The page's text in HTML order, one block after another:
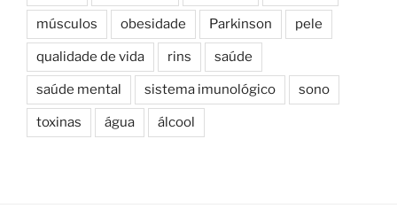
músculos obesidade Parkinson pele
qualidade de vida rins saúde
saúde mental sistema imunológico sono
toxinas água álcool